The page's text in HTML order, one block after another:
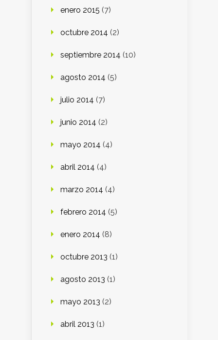
enero 2015 (7)
octubre 2014 (2)
septiembre 2014 (10)
agosto 2014 (5)
julio 2014 (7)
junio 2014 (2)
mayo 2014 (4)
abril 2014 (4)
marzo 2014 (4)
febrero 2014 (5)
enero 2014 (8)
octubre 2013 (1)
agosto 2013 (1)
mayo 2013 (2)
abril 2013 (1)